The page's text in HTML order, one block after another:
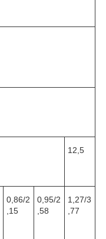
12,5
0,86/2
,15
0,95/2
,58
1,27/3
,77